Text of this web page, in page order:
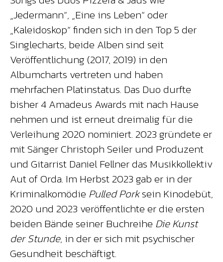
„Jedermann“, „Eine ins Leben“ oder
„Kaleidoskop“ finden sich in den Top 5 der
Singlecharts, beide Alben sind seit
Veröffentlichung (2017, 2019) in den
Albumcharts vertreten und haben
mehrfachen Platinstatus. Das Duo durfte
bisher 4 Amadeus Awards mit nach Hause
nehmen und ist erneut dreimalig für die
Verleihung 2020 nominiert. 2023 gründete er
mit Sänger Christoph Seiler und Produzent
und Gitarrist Daniel Fellner das Musikkollektiv
Aut of Orda. Im Herbst 2023 gab er in der
Kriminalkomödie Pulled Porksein Kinodebüt,
2020 und 2023 veröffentlichte er die ersten
beiden Bände seiner Buchreihe Die Kunst
der Stunde, in der er sich mit psychischer
Gesundheit beschäftigt.